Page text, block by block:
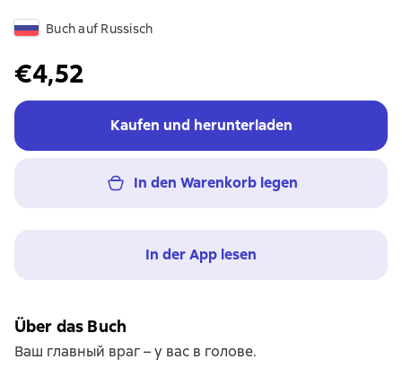
Buch auf Russisch
€4,52
Kaufen und herunterladen
In den Warenkorb legen
In der App lesen
Über das Buch
Ваш главный враг – у вас в голове.